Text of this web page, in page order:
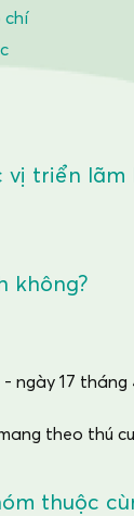
triển lãm
không?
ngày 17 tháng
theo thú
thuộc